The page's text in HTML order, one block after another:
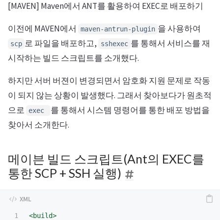
[MAVEN] Maven에서 ANT를 활용하여 EXEC로 배포하기
이전에 MAVEN에서 maven-antrun-plugin 을 사용하여
scp 로 파일을 배포하고, sshexec 를 통해서 서비스를 재
시작하는 빌드 스크립트를 소개했다.
하지만 서버 버젼이 변경되면서 암호화 지원 문제로 작동
이 되지 않는 상황이 발생했다. 그래서 찾아보다가 원초적
으로
exec
를 통해서 시스템 명령어를 통한 배포 방법을
찾아서 소개한다.
메이븐 빌드 스크립트(Ant의 EXEC를
통한 SCP + SSH 실행)
1
<build>